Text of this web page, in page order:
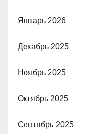
Январь 2026
Декабрь 2025
Ноябрь 2025
Октябрь 2025
Сентябрь 2025